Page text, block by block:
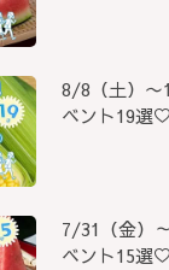
8/8（土）〜
ベント19選
7/31（金）
ベント15選